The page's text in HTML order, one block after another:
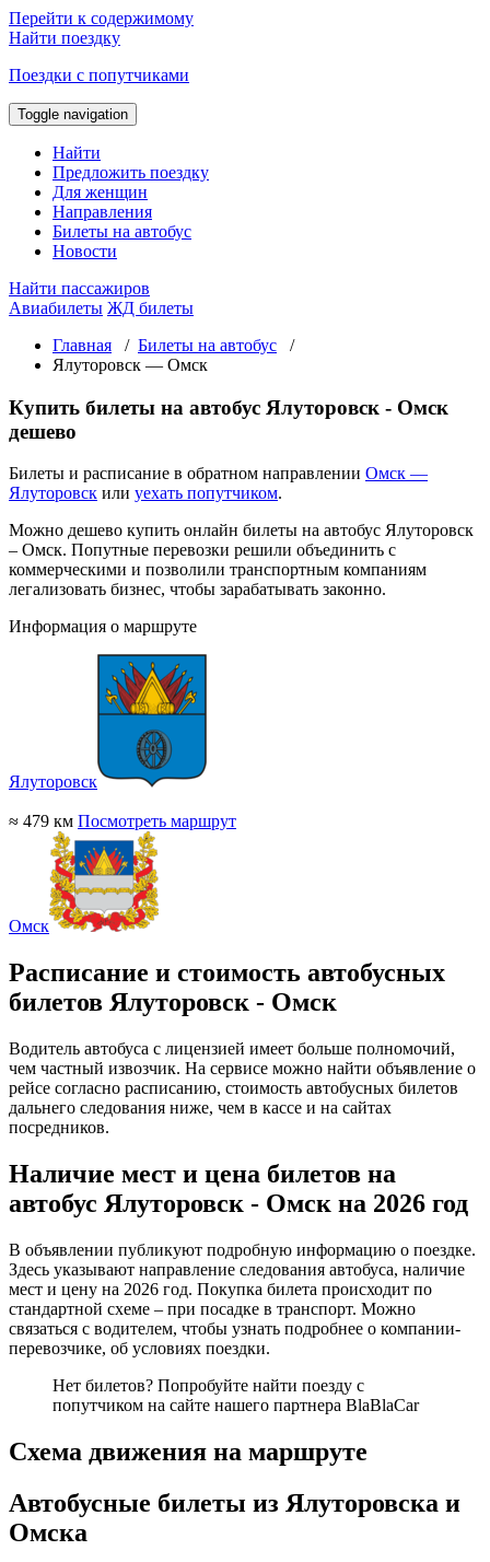
Перейти к содержимому
Найти поездку
Поездки с попутчиками
Toggle navigation
Найти
Предложить поездку
Для женщин
Направления
Билеты на автобус
Новости
Найти пассажиров
Авиабилеты ЖД билеты
Главная / Билеты на автобус /
Ялуторовск — Омск
Купить билеты на автобус Ялуторовск - Омск
дешево
Билеты и расписание в обратном направлении Омск —
Ялуторовск или уехать попутчиком.
Можно дешево купить онлайн билеты на автобус Ялуторовск
– Омск. Попутные перевозки решили объединить с
коммерческими и позволили транспортным компаниям
легализовать бизнес, чтобы зарабатывать законно.
Информация о маршруте
Ялуторовск
≈ 479 км Посмотреть маршрут
Омск
Расписание и стоимость автобусных
билетов Ялуторовск - Омск
Водитель автобуса с лицензией имеет больше полномочий,
чем частный извозчик. На сервисе можно найти объявление о
рейсе согласно расписанию, стоимость автобусных билетов
дальнего следования ниже, чем в кассе и на сайтах
посредников.
Наличие мест и цена билетов на
автобус Ялуторовск - Омск на 2026 год
В объявлении публикуют подробную информацию о поездке.
Здесь указывают направление следования автобуса, наличие
мест и цену на 2026 год. Покупка билета происходит по
стандартной схеме – при посадке в транспорт. Можно
связаться с водителем, чтобы узнать подробнее о компании-
перевозчике, об условиях поездки.
Нет билетов? Попробуйте найти поезду с
попутчиком на сайте нашего партнера BlaBlaCar
Схема движения на маршруте
Автобусные билеты из Ялуторовска и
Омска